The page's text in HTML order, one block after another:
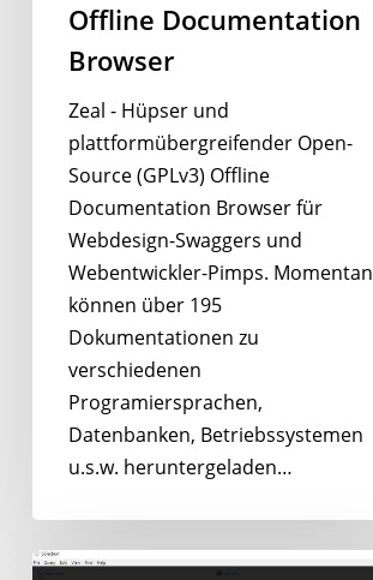
Offline Documentation
Browser
Zeal - Hüpser und
plattformübergreifender Open-
Source (GPLv3) Offline
Documentation Browser für
Webdesign-Swaggers und
Webentwickler-Pimps. Momentan
können über 195
Dokumentationen zu
verschiedenen
Programiersprachen,
Datenbanken, Betriebssystemen
u.s.w. heruntergeladen…
Sqlectron